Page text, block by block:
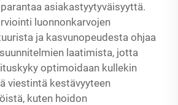
asiakastyytyväisyyttä.
luonnonkarvojen
ja kasvunopeudesta ohjaa
laatimista, jotta
optimoidaan kullekin
viestintä kestävyyteen
kuten hoidon